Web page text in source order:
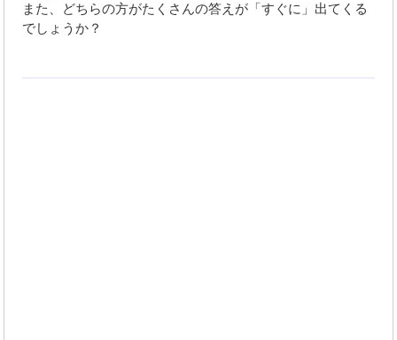
また、どちらの方がたくさんの答えが「すぐに」出てくる
でしょうか？